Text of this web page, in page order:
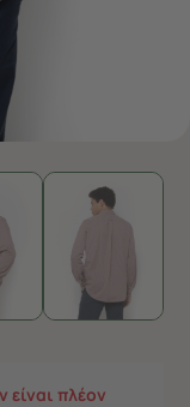
πλέον